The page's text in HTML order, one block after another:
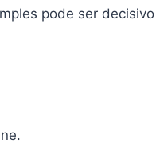
pode ser